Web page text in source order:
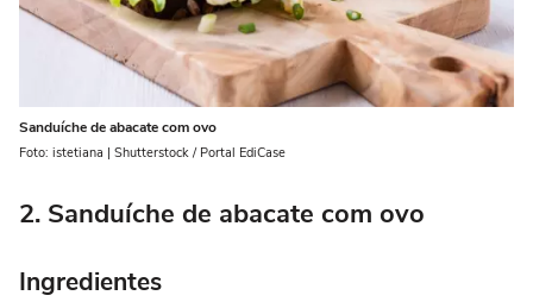
Sanduíche de abacate com ovo
Foto: istetiana | Shutterstock / Portal EdiCase
2. Sanduíche de abacate com ovo
Ingredientes